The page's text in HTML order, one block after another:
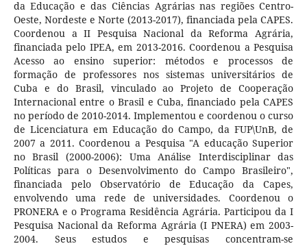
da Educação e das Ciências Agrárias nas regiões Centro-
Oeste, Nordeste e Norte (2013-2017), financiada pela CAPES.
Coordenou a II Pesquisa Nacional da Reforma Agrária,
financiada pelo IPEA, em 2013-2016. Coordenou a Pesquisa
Acesso ao ensino superior: métodos e processos de
formação de professores nos sistemas universitários de
Cuba e do Brasil, vinculado ao Projeto de Cooperação
Internacional entre o Brasil e Cuba, financiado pela CAPES
no período de 2010-2014. Implementou e coordenou o curso
de Licenciatura em Educação do Campo, da FUP\UnB, de
2007 a 2011. Coordenou a Pesquisa "A educação Superior
no Brasil (2000-2006): Uma Análise Interdisciplinar das
Políticas para o Desenvolvimento do Campo Brasileiro",
financiada pelo Observatório de Educação da Capes,
envolvendo uma rede de universidades. Coordenou o
PRONERA e o Programa Residência Agrária. Participou da I
Pesquisa Nacional da Reforma Agrária (I PNERA) em 2003-
2004. Seus estudos e pesquisas concentram-se